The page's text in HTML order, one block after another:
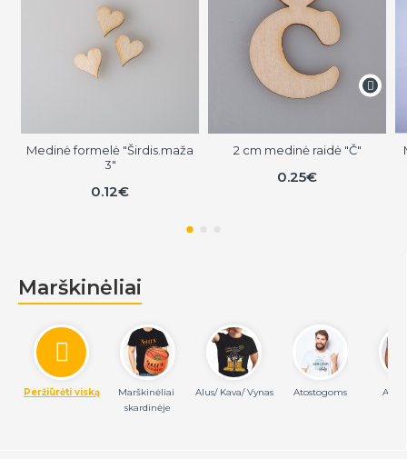
Medinė formelė "Širdis.maža
3"
0.12€
2 cm medinė raidė "Č"
0.25€
Marškinėliai
Marškinėliai
skardinėje
Alus/ Kava/ Vynas Atostogoms
Peržiūrėti viską